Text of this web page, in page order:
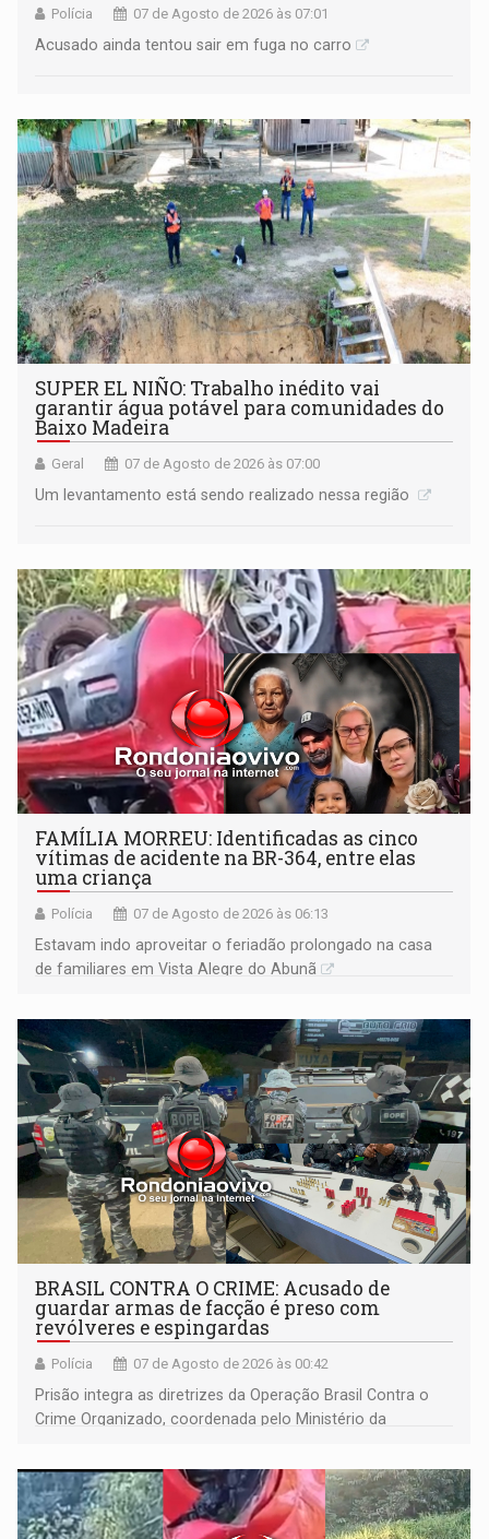
Polícia 07 de Agosto de 2026 às 07:01
Acusado ainda tentou sair em fuga no carro
SUPER EL NIÑO: Trabalho inédito vai
garantir água potável para comunidades do
Baixo Madeira
Geral 07 de Agosto de 2026 às 07:00
Um levantamento está sendo realizado nessa região
FAMÍLIA MORREU: Identificadas as cinco
vítimas de acidente na BR-364, entre elas
uma criança
Polícia 07 de Agosto de 2026 às 06:13
Estavam indo aproveitar o feriadão prolongado na casa
de familiares em Vista Alegre do Abunã
BRASIL CONTRA O CRIME: Acusado de
guardar armas de facção é preso com
revólveres e espingardas
Polícia 07 de Agosto de 2026 às 00:42
Prisão integra as diretrizes da Operação Brasil Contra o
Crime Organizado, coordenada pelo Ministério da